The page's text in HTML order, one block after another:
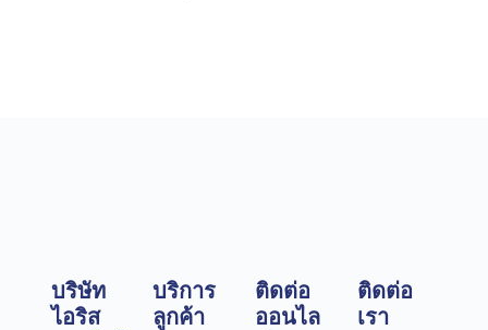
บริษัท
ไอริส
บริการ
ลูกค้า
ติดต่อ
ออนไล
ติดต่อ
เรา